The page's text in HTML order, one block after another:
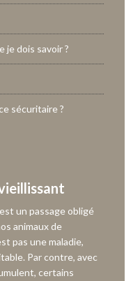
je dois savoir ?
sécuritaire ?
un passage obligé
animaux de
pas une maladie,
Par contre, avec
certains